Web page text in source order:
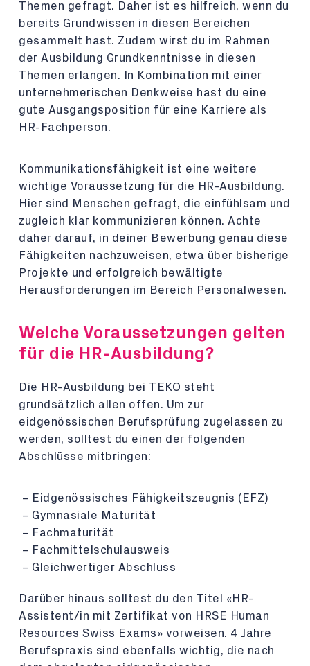
Themen gefragt. Daher ist es hilfreich, wenn du
bereits Grundwissen in diesen Bereichen
gesammelt hast. Zudem wirst du im Rahmen
der Ausbildung Grundkenntnisse in diesen
Themen erlangen. In Kombination mit einer
unternehmerischen Denkweise hast du eine
gute Ausgangsposition für eine Karriere als
HR-Fachperson.
Kommunikationsfähigkeit ist eine weitere
wichtige Voraussetzung für die HR-Ausbildung.
Hier sind Menschen gefragt, die einfühlsam und
zugleich klar kommunizieren können. Achte
daher darauf, in deiner Bewerbung genau diese
Fähigkeiten nachzuweisen, etwa über bisherige
Projekte und erfolgreich bewältigte
Herausforderungen im Bereich Personalwesen.
Welche Voraussetzungen gelten
für die HR-Ausbildung?
Die HR-Ausbildung bei TEKO steht
grundsätzlich allen offen. Um zur
eidgenössischen Berufsprüfung zugelassen zu
werden, solltest du einen der folgenden
Abschlüsse mitbringen:
Eidgenössisches Fähigkeitszeugnis (EFZ)
Gymnasiale Maturität
Fachmaturität
Fachmittelschulausweis
Gleichwertiger Abschluss
Darüber hinaus solltest du den Titel «HR-
Assistent/in mit Zertifikat von HRSE Human
Resources Swiss Exams» vorweisen. 4 Jahre
Berufspraxis sind ebenfalls wichtig, die nach